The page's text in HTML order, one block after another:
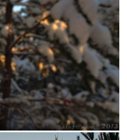
obloha ovocie parný
stroj sutaz2010makro
železnice